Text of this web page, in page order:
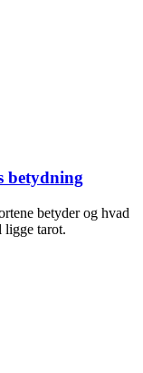
betydning
betyder og hvad
ligge tarot.